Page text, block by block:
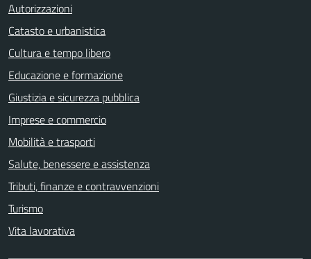
Autorizzazioni
Catasto e urbanistica
Cultura e tempo libero
Educazione e formazione
Giustizia e sicurezza pubblica
Imprese e commercio
Mobilità e trasporti
Salute, benessere e assistenza
Tributi, finanze e contravvenzioni
Turismo
Vita lavorativa